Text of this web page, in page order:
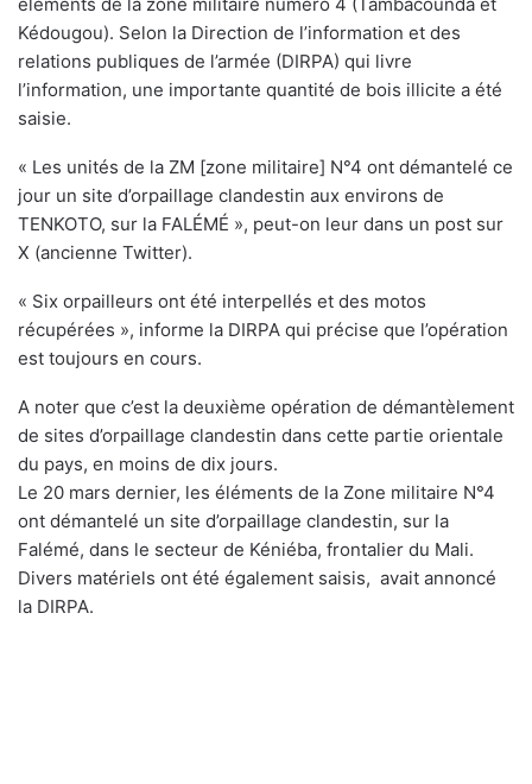
Kédougou). Selon la Direction de l’information et des
relations publiques de l’armée (DIRPA) qui livre
l’information, une importante quantité de bois illicite a été
saisie.
« Les unités de la ZM [zone militaire] N°4 ont démantelé ce
jour un site d’orpaillage clandestin aux environs de
TENKOTO, sur la FALÉMÉ », peut-on leur dans un post sur
X (ancienne Twitter).
« Six orpailleurs ont été interpellés et des motos
récupérées », informe la DIRPA qui précise que l’opération
est toujours en cours.
A noter que c’est la deuxième opération de démantèlement
de sites d’orpaillage clandestin dans cette partie orientale
du pays, en moins de dix jours.
Le 20 mars dernier, les éléments de la Zone militaire N°4
ont démantelé un site d’orpaillage clandestin, sur la
Falémé, dans le secteur de Kéniéba, frontalier du Mali.
Divers matériels ont été également saisis, avait annoncé
la DIRPA.